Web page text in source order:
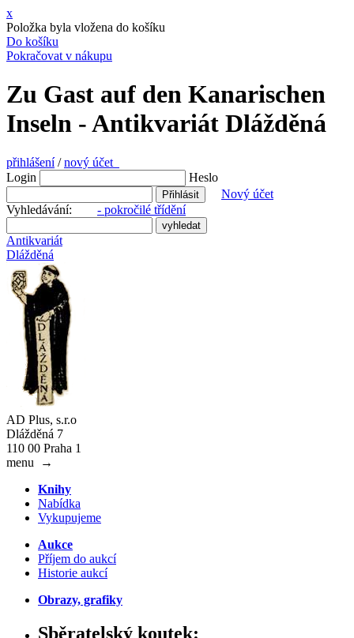
x
Položka byla vložena do košíku
Do košíku
Pokračovat v nákupu
Zu Gast auf den Kanarischen
Inseln - Antikvariát Dlážděná
přihlášení/nový účet
Login
Heslo
Nový účet
Vyhledávání: - pokročilé třídění
Antikvariát
Dlážděná
AD Plus, s.r.o
Dlážděná 7
110 00 Praha 1
menu
→
Knihy
Nabídka
Vykupujeme
Aukce
Příjem do aukcí
Historie aukcí
Obrazy, grafiky
Sběratelský koutek: